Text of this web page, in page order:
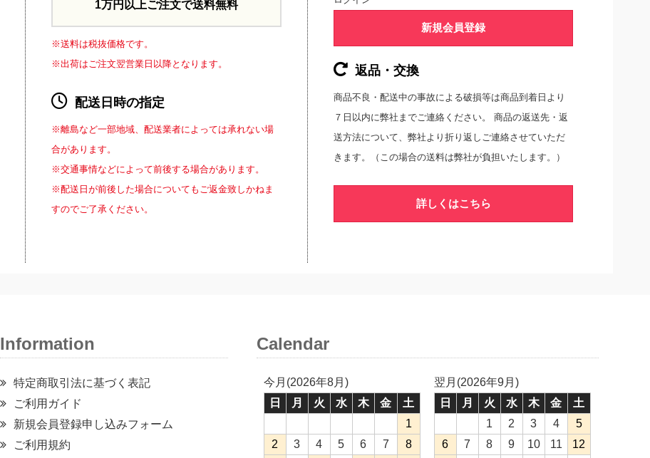
1万円以上ご注文で送料無料
※送料は税抜価格です。
※出荷はご注文翌営業日以降となります。
配送日時の指定
※離島など一部地域、配送業者によっては承れない場
合があります。
※交通事情などによって前後する場合があります。
※配送日が前後した場合についてもご返金致しかねま
すのでご了承ください。
新規会員登録
返品・交換
商品不良・配送中の事故による破損等は商品到着日より
７日以内に弊社までご連絡ください。 商品の返送先・返
送方法について、弊社より折り返しご連絡させていただ
きます。（この場合の送料は弊社が負担いたします。）
詳しくはこちら
Information
特定商取引法に基づく表記
ご利用ガイド
新規会員登録申し込みフォーム
ご利用規約
Calendar
今月(2026年8月)
日
月 火 水 木 金
土
1
2
3 4 5 6 7 8
翌月(2026年9月)
日
月 火 水 木 金
土
1
2 3 4
5
6
7 8 9 10 11 12